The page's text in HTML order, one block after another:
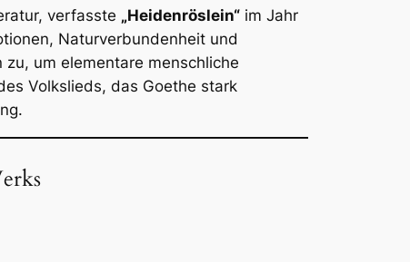
verfasste „Heidenröslein“ im Jahr
Naturverbundenheit und
um elementare menschliche
Volkslieds, das Goethe stark